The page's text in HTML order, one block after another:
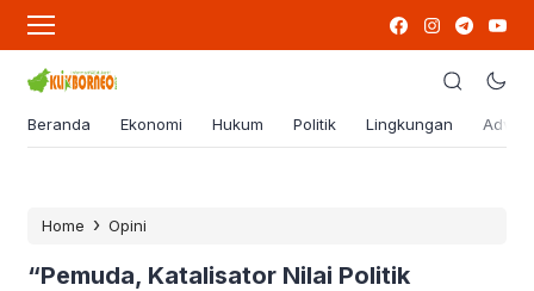
Beranda Ekonomi Hukum Politik Lingkungan
Home › Opini
“Pemuda, Katalisator Nilai Politik